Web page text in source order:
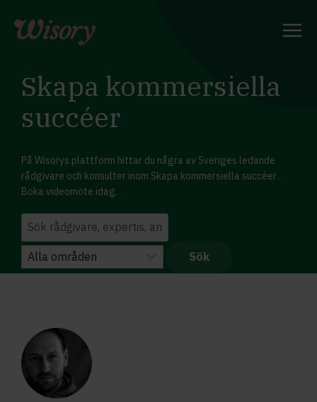
content
Skapa kommersiella
succéer
På Wisorys plattform hittar du några av Sveriges ledande
rådgivare och konsulter inom Skapa kommersiella succéer .
Boka videomöte idag.